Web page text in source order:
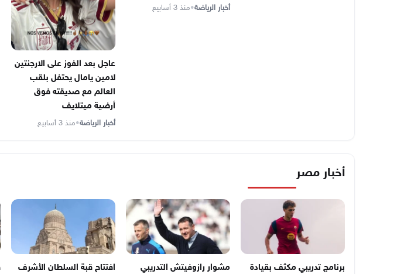
أخبار الرياضة•منذ 3 أسابيع
عاجل بعد الفوز على الارجنتين
لامين يامال يحتفل بلقب
العالم مع صديقته فوق
أرضية ميتلايف
أخبار الرياضة•منذ 3 أسابيع
أخبار مصر
برنامج تدريبي مكثف بقيادة
مشوار رازوفيتش التدريبي
افتتاح قبة السلطان الأشرف